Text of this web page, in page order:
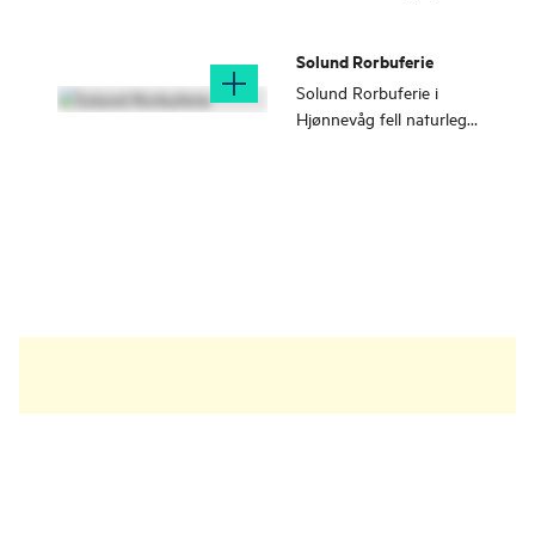
Solund Rorbuferie
Solund Rorbuferie i
Hjønnevåg fell naturleg